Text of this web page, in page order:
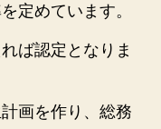
定めています。
ば認定となりま
画を作り、総務